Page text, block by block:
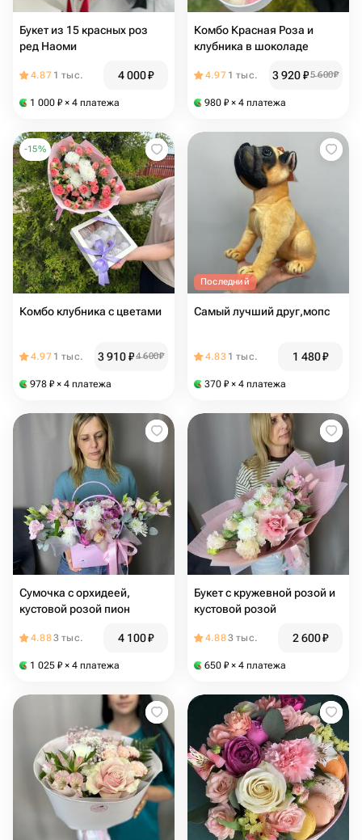
Букет из 15 красных роз
ред Наоми
4.87 1 тыс. 4 000₽
1 000 ₽ × 4 платежа
Комбо Красная Роза и
клубника в шоколаде
4.97 1 тыс. 3 920₽5 600₽
980 ₽ × 4 платежа
-15%
Комбо клубника с цветами
4.97 1 тыс. 3 910₽4 600₽
978 ₽ × 4 платежа
Последний
Самый лучший друг,мопс
4.83 1 тыс. 1 480₽
370 ₽ × 4 платежа
Сумочка с орхидеей,
кустовой розой пион
4.883 тыс. 4 100₽
1 025 ₽ × 4 платежа
Букет с кружевной розой и
кустовой розой
4.883 тыс. 2 600₽
650 ₽ × 4 платежа